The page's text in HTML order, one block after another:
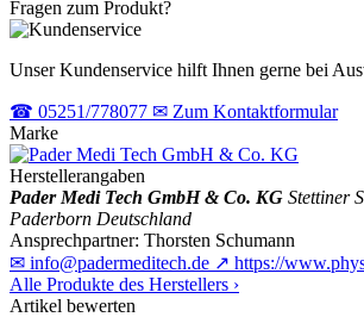
Fragen zum Produkt?
Unser Kundenservice hilft Ihnen gerne bei
☎ 05251/778077 ✉ Zum Kontaktformular
Marke
Herstellerangaben
Pader Medi Tech GmbH & Co. KG Stettiner
Paderborn Deutschland
Ansprechpartner: Thorsten Schumann
✉ info@padermeditech.de ↗ https://
Alle Produkte des Herstellers ›
Artikel bewerten